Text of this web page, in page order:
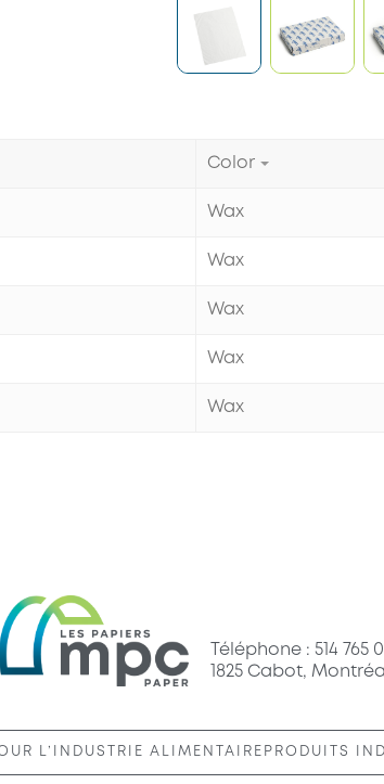
Color
Wax
Wax
Wax
Wax
Wax
Téléphone : 514 765
1825 Cabot,
L’INDUSTRIE ALIMENTAIRE PRODUITS